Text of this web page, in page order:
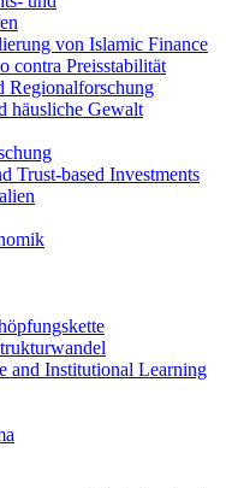
von Islamic Finance
contra Preisstabilität
Regionalforschung
häusliche Gewalt
Trust-based Investments
and Institutional Learning